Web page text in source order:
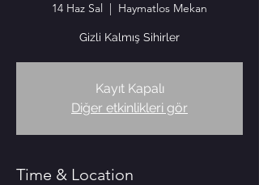
14 Haz Sal
  |
Haymatlos Mekan
Gizli Kalmış Sihirler
Kayıt Kapalı
Diğer etkinlikleri gör
Time & Location